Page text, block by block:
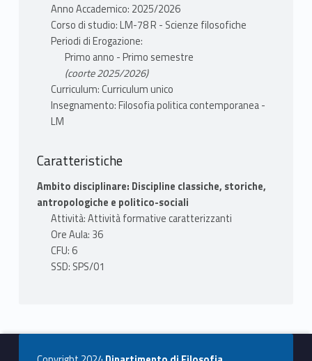
D. Paccino, L'imbroglio ecologico, verranno
prese in considerazione concezioni e
condizioni di un pensiero e approccio
efficace, per costruire un rapporto equo tra
esseri umani, società e natura.
TESTI ADOTTATI
corte, Verona 2021
AA. VV., Pluriverso. Dizionario post-sviluppo,
Orthotes, Salerno-Napoli 2021 - una
selezione di voci
MODALITÀ FREQUENZA
MODALITÀ VALUTAZIONE
Anno Accademico: 2025/2026
Corso di studio: LM-78 R - Scienze filosofiche
Periodi di Erogazione:
Primo anno - Primo semestre
(coorte 2025/2026)
Curriculum: Curriculum unico
Insegnamento: Filosofia politica contemporanea -
LM
Caratteristiche
Ambito disciplinare: Discipline classiche, storiche,
antropologiche e politico-sociali
Attività: Attività formative caratterizzanti
Ore Aula: 36
CFU: 6
SSD: SPS/01